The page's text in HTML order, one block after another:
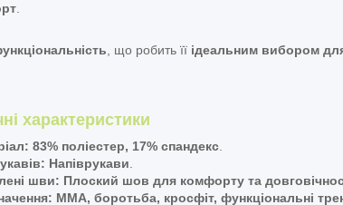
, що робить її ідеальним вибором
характеристики
83% поліестер, 17% спандекс
Напіврукави
шви: Плоский шов для комфорту та
ММА, боротьба, кросфіт, функціональні